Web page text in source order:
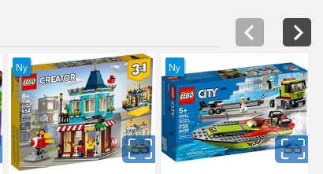
Snabbvy
Ny
Snabbvy
Ny